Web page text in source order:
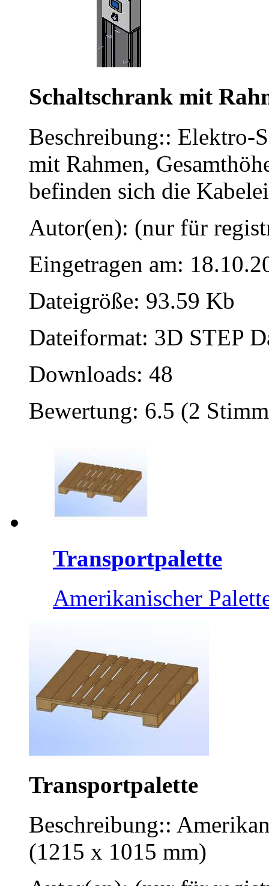
Schaltschrank mit
Beschreibung:: Elektro-
mit Rahmen,
befinden sich die
Autor(en): (nur für
Eingetragen am:
Dateigröße: 93.59 Kb
Dateiformat: 3D STEP
Downloads: 48
Bewertung: 6.5 (2
Transportpalette
Amerikanischer
Transportpalette
Beschreibung::
(1215 x 1015 mm)